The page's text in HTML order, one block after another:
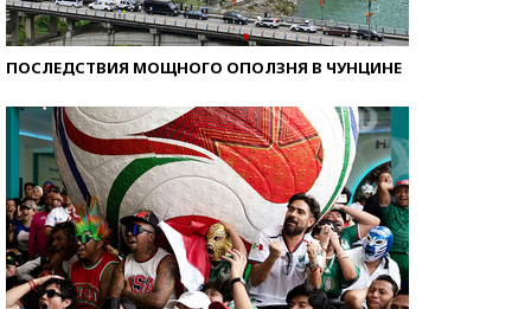
ПОСЛЕДСТВИЯ МОЩНОГО ОПОЛЗНЯ В ЧУНЦИНЕ